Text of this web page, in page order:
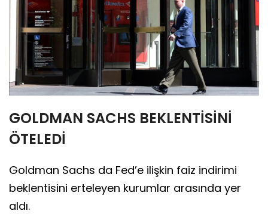
GOLDMAN SACHS BEKLENTİSİNİ
ÖTELEDİ
Goldman Sachs da Fed’e ilişkin faiz indirimi
beklentisini erteleyen kurumlar arasında yer
aldı.